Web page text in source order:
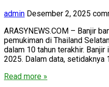
admin Desember 2, 2025
ARASYNEWS.COM – Banjir
pemukiman di Thailand
dalam 10 tahun terakhir.
2025. Dalam data, setidaknya
Read more »